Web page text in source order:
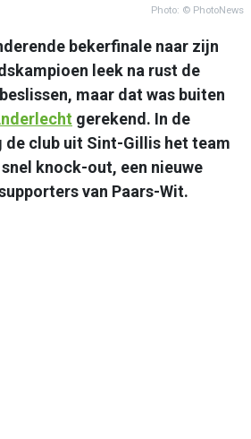
Photo: © PhotoNews
bekerfinale naar zijn
leek na rust de
maar dat was buiten
gerekend. In de
de club uit Sint-Gillis het team
knock-out, een nieuwe
van Paars-Wit.